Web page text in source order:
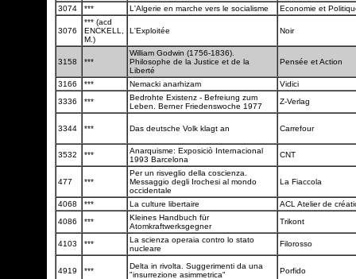
3074
*** L'Algerie en marche vers le socialisme Economie et
3076
*** (acd
ENCKELL,
M.)
L'Exploitée Noir
3158 ***
William Godwin (1756-1836).
Philosophe de la Justice et de la
Liberté
Pensée et Action
3166 *** Nemacki anarhizam
Vidici
3336
***
Bedrohte Existenz - Befreiung zum
Leben. Berner Friedenswoche 1977
Z-Verlag
3344 *** Das deutsche Volk klagt an Carrefour
3532 ***
Anarquisme: Exposiciò Internacional
1993 Barcelona
CNT
477 ***
Per un risveglio della coscienza.
Messaggio degli Irochesi al mondo
occidentale
La Fiaccola
4068 *** La culture libertaire
ACL Atelier de
4086
***
Kleines Handbuch für
Atomkraftwerksgegner
Trikont
4103 ***
La scienza operaia contro lo stato
nucleare
Filorosso
4919 ***
Delta in rivolta. Suggerimenti da una
"insurrezione asimmetrica"
Porfido